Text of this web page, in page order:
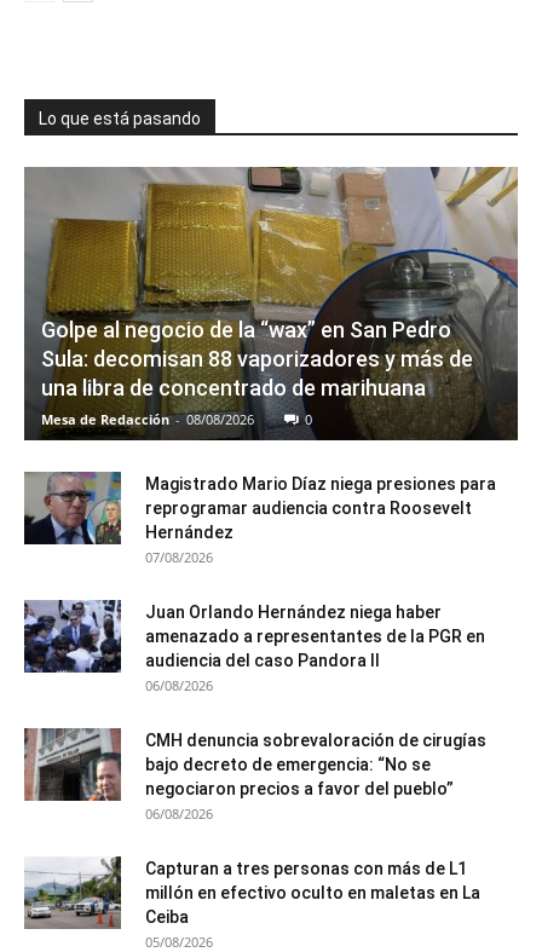
Lo que está pasando
Golpe al negocio de la “wax” en San Pedro
Sula: decomisan 88 vaporizadores y más de
una libra de concentrado de marihuana
Mesa de Redacción - 08/08/2026 0
Magistrado Mario Díaz niega presiones para
reprogramar audiencia contra Roosevelt
Hernández
07/08/2026
Juan Orlando Hernández niega haber
amenazado a representantes de la PGR en
audiencia del caso Pandora II
06/08/2026
CMH denuncia sobrevaloración de cirugías
bajo decreto de emergencia: “No se
negociaron precios a favor del pueblo”
06/08/2026
Capturan a tres personas con más de L1
millón en efectivo oculto en maletas en La
Ceiba
05/08/2026